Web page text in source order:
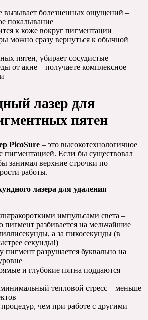
вызывает болезненных ощущений –
покалывание
к коже вокруг пигментации
можно сразу вернуться к обычной
пятен, убирает сосудистые
от акне – получаете комплексное
лазер для
пятен
PicoSure – это высокотехнологичное
пигментацией. Если бы существовал
занимал верхние строчки по
работы.
лазера для удаления
импульсами света –
пигмент разбивается на мельчайшие
а за пикосекунды (в
секунды!)
пигмент разрушается буквально на
и глубокие пятна поддаются
тепловой стресс – меньше
чем при работе с другими